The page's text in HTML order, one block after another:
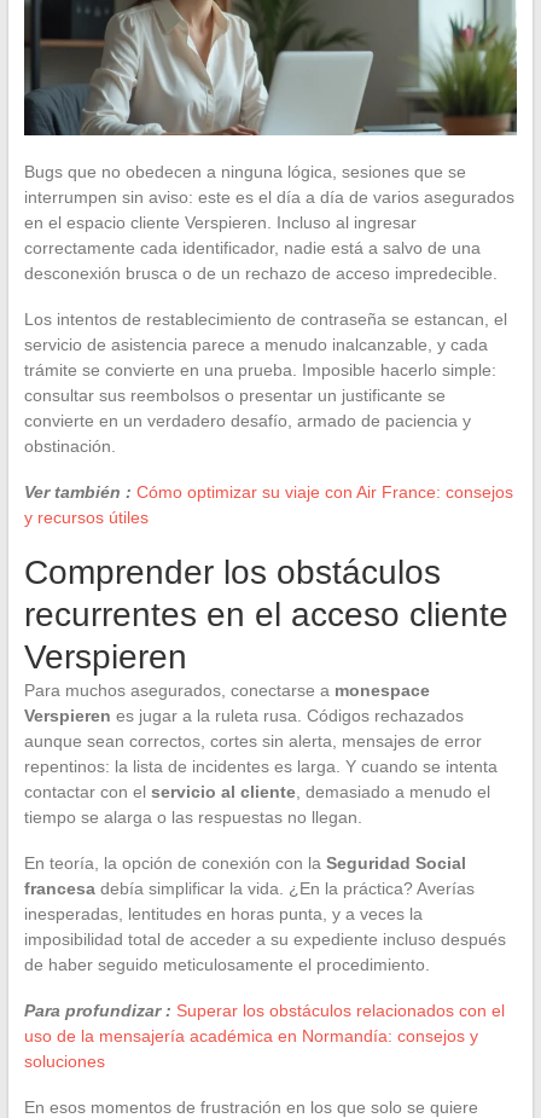
Bugs que no obedecen a ninguna lógica, sesiones que se
interrumpen sin aviso: este es el día a día de varios asegurados
en el espacio cliente Verspieren. Incluso al ingresar
correctamente cada identificador, nadie está a salvo de una
desconexión brusca o de un rechazo de acceso impredecible.
Los intentos de restablecimiento de contraseña se estancan, el
servicio de asistencia parece a menudo inalcanzable, y cada
trámite se convierte en una prueba. Imposible hacerlo simple:
consultar sus reembolsos o presentar un justificante se
convierte en un verdadero desafío, armado de paciencia y
obstinación.
Ver también : Cómo optimizar su viaje con Air France: consejos
y recursos útiles
Comprender los obstáculos
recurrentes en el acceso cliente
Verspieren
Para muchos asegurados, conectarse a monespace
Verspieren es jugar a la ruleta rusa. Códigos rechazados
aunque sean correctos, cortes sin alerta, mensajes de error
repentinos: la lista de incidentes es larga. Y cuando se intenta
contactar con el servicio al cliente, demasiado a menudo el
tiempo se alarga o las respuestas no llegan.
En teoría, la opción de conexión con la Seguridad Social
francesadebía simplificar la vida. ¿En la práctica? Averías
inesperadas, lentitudes en horas punta, y a veces la
imposibilidad total de acceder a su expediente incluso después
de haber seguido meticulosamente el procedimiento.
Para profundizar : Superar los obstáculos relacionados con el
uso de la mensajería académica en Normandía: consejos y
soluciones
En esos momentos de frustración en los que solo se quiere